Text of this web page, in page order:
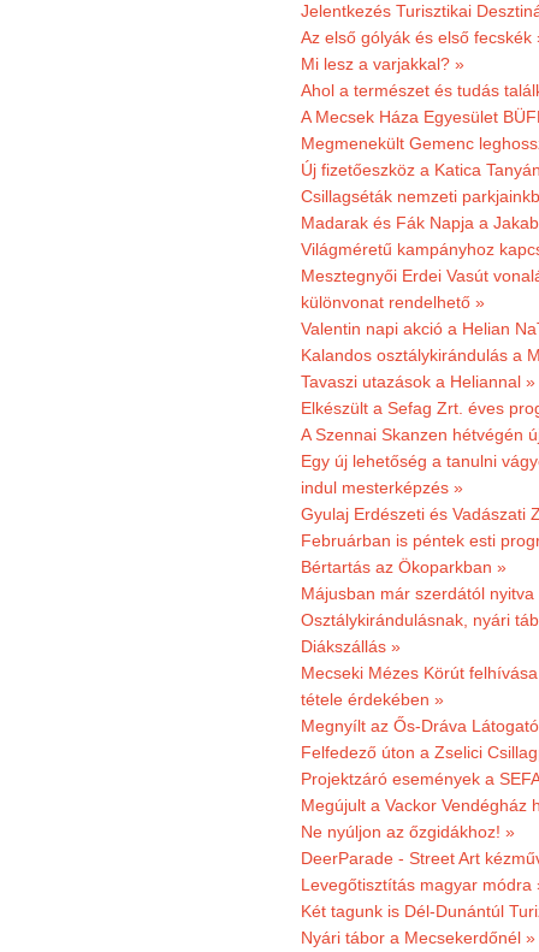
Jelentkezés Turisztikai
Az első gólyák és első fecskék
Mi lesz a varjakkal? »
Ahol a természet és tudás
A Mecsek Háza Egyesület
Megmenekült Gemenc
Új fizetőeszköz a Katica
Csillagséták nemzeti
Madarak és Fák Napja a
Világméretű kampányhoz
Mesztegnyői Erdei Vasút
különvonat rendelhető »
Valentin napi akció a Helian
Kalandos osztálykirándulás a
Tavaszi utazások a Heliannal »
Elkészült a Sefag Zrt. éves
A Szennai Skanzen hétvégén
Egy új lehetőség a tanulni
indul mesterképzés »
Gyulaj Erdészeti és Vadászati
Februárban is péntek esti
Bértartás az Ökoparkban »
Májusban már szerdától
Osztálykirándulásnak, nyári
Diákszállás »
Mecseki Mézes Körút
tétele érdekében »
Megnyílt az Ős-Dráva
Felfedező úton a Zselici
Projektzáró események a
Megújult a Vackor Vendégház
Ne nyúljon az őzgidákhoz! »
DeerParade - Street Art
Levegőtisztítás magyar módra
Két tagunk is Dél-Dunántúl
Nyári tábor a Mecsekerdőnél »